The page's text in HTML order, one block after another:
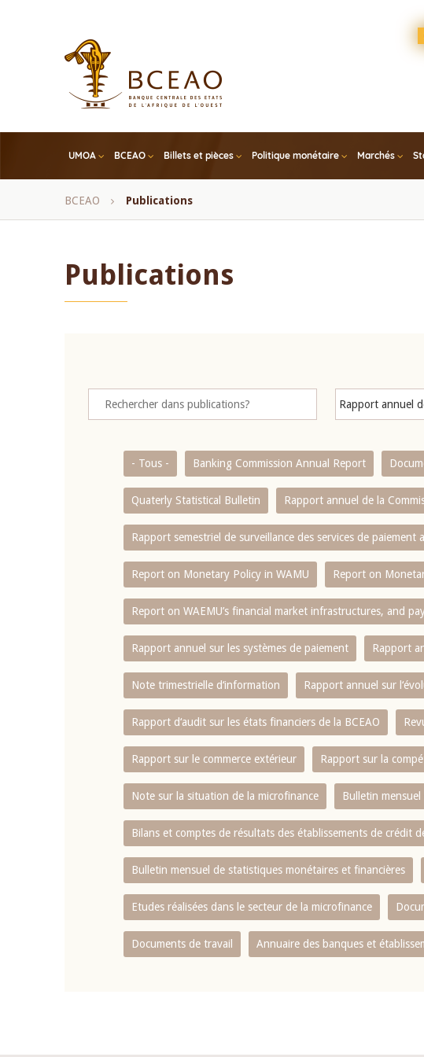
UMOA BCEAO Billets et pièces Politique monétaire Marchés
Fil
BCEAO Publications
Publications
- Tous - Banking Commission Annual Report
Quaterly Statistical Bulletin Rapport annuel de la
Rapport semestriel de surveillance des services de paiement
Report on Monetary Policy in WAMU Report on
Report on WAEMU’s financial market infrastructures, and
Rapport annuel sur les systèmes de paiement Rapport
Note trimestrielle d‘information Rapport annuel sur
Rapport d‘audit sur les états financiers de la BCEAO
Rapport sur le commerce extérieur Rapport sur la
Note sur la situation de la microfinance Bulletin
Bilans et comptes de résultats des établissements de crédit
Bulletin mensuel de statistiques monétaires et financières
Etudes réalisées dans le secteur de la microfinance
Documents de travail Annuaire des banques et